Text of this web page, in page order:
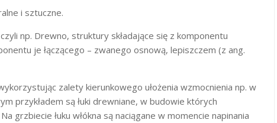
i sztuczne.
np. Drewno, struktury składające się z komponentu
je łączącego – zwanego osnową, lepiszczem (z ang.
zalety kierunkowego ułożenia wzmocnienia np. w
przykładem są łuki drewniane, w budowie których
grzbiecie łuku włókna są naciągane w momencie napinania